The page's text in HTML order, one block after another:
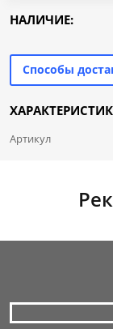
НАЛИЧИЕ:
Способы
Артикул